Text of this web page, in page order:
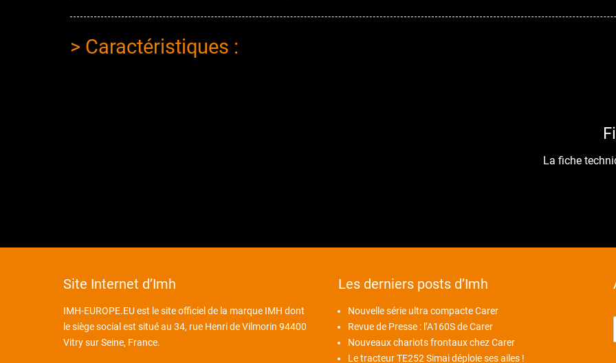
> Caractéristiques :
La fiche
Site Internet d’Imh
IMH-EUROPE.EU est le site officiel de la marque IMH dont
le siège social est situé au 34, rue Henri de Vilmorin 94400
Vitry sur Seine, France.
Les derniers posts d’Imh
Nouvelle série ultra compacte Carer
Revue de Presse : l’A160S de Carer
Nouveaux chariots frontaux chez Carer
Le tracteur TE252 Simai déploie ses ailes !